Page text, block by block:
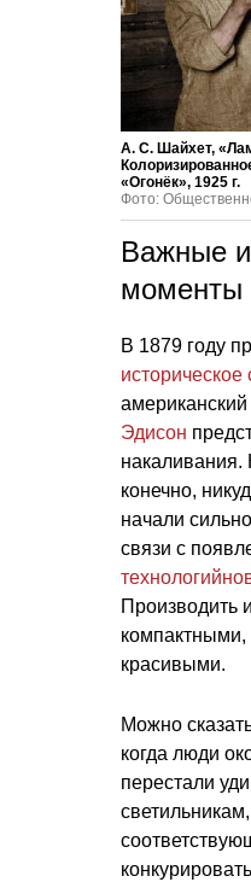
А. С. Шайхет,
«Огонёк», 1925 г.
Фото:
Важные
моменты
В 1879 году
историческое
американский
Эдисон
конечно,
начали
связи с
технологий
Производить
красивыми.
Можно
когда люди
перестали